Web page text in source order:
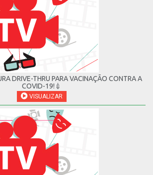
DRIVE-THRU PARA VACINAÇÃO CONTRA A
COVID-19!💉
VISUALIZAR